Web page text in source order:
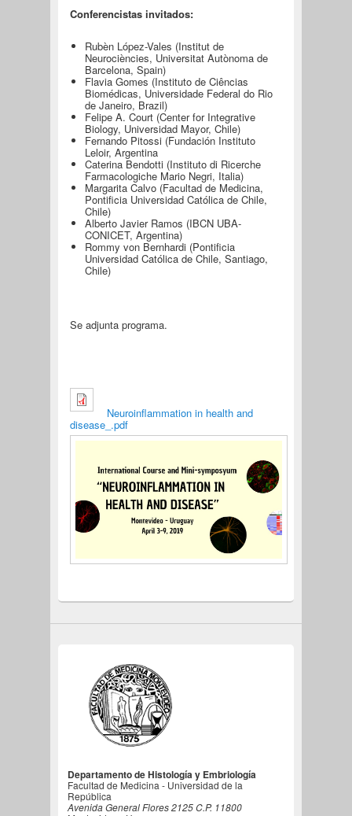
Conferencistas invitados:
Rubèn López-Vales (Institut de
Neurociències, Universitat Autònoma de
Barcelona, Spain)
Flavia Gomes (Instituto de Ciências
Biomédicas, Universidade Federal do Rio
de Janeiro, Brazil)
Felipe A. Court (Center for Integrative
Biology, Universidad Mayor, Chile)
Fernando Pitossi (Fundación Instituto
Leloir, Argentina
Caterina Bendotti (Instituto di Ricerche
Farmacologiche Mario Negri, Italia)
Margarita Calvo (Facultad de Medicina,
Pontificia Universidad Católica de Chile,
Chile)
Alberto Javier Ramos (IBCN UBA-
CONICET, Argentina)
Rommy von Bernhardi (Pontificia
Universidad Católica de Chile, Santiago,
Chile)
Se adjunta programa.
Neuroinflammation in health and
disease_.pdf
Departamento de Histología y Embriología
Facultad de Medicina - Universidad de la
República
Avenida General Flores 2125 C.P. 11800